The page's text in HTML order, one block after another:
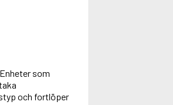
som
och fortlöper